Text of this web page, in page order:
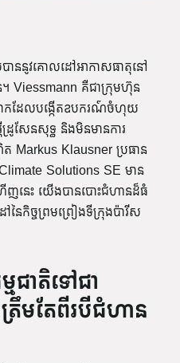
ាននូវគោលដៅអាកាសធាតុនៅ
Viessmann គឺជាក្រុមហ៊ុន
ដែលបង្កើតឧបករណ៍ចំហុយ
សែនសុទ្ធ និងមិនមានការ
ត Markus Klausner ប្រធាន
Climate Solutions SE មាន
នេះ យើងបានបោះជំហានដ៏ធំ
ៃកិច្ចព្រមព្រៀងទីក្រុងប៉ារីស
មជាតិទៅជា
រឹមតែពីរបីជំហាន